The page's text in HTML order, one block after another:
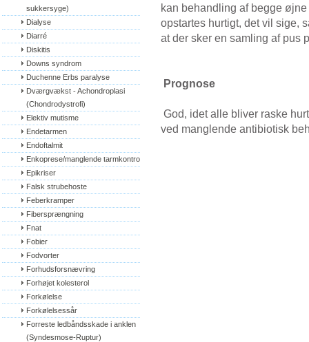
sukkersyge)
Dialyse
Diarré
Diskitis
Downs syndrom
Duchenne Erbs paralyse
Dværgvækst - Achondroplasi
(Chondrodystrofi)
Elektiv mutisme
Endetarmen
Endoftalmit
Enkoprese/manglende tarmkontrol
Epikriser
Falsk strubehoste
Feberkramper
Fibersprængning
Fnat
Fobier
Fodvorter
Forhudsforsnævring
Forhøjet kolesterol
Forkølelse
Forkølelsessår
Forreste ledbåndsskade i anklen
(Syndesmose-Ruptur)
kan behandling af begge
opstartes hurtigt, det vil sige,
at der sker en samling af pus
Prognose
God, idet alle bliver raske
ved manglende antibiotisk